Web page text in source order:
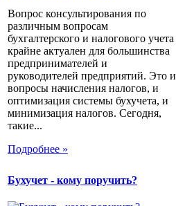
Вопрос консультирования по
различным вопросам
бухгалтерского и налогового учета
крайне актуален для большинства
предпринимателей и
руководителей предприятий. Это и
вопросы начисления налогов, и
оптимизация системы бухучета, и
минимизация налогов. Сегодня,
такие...
Подробнее »
Бухучет - кому поручить?